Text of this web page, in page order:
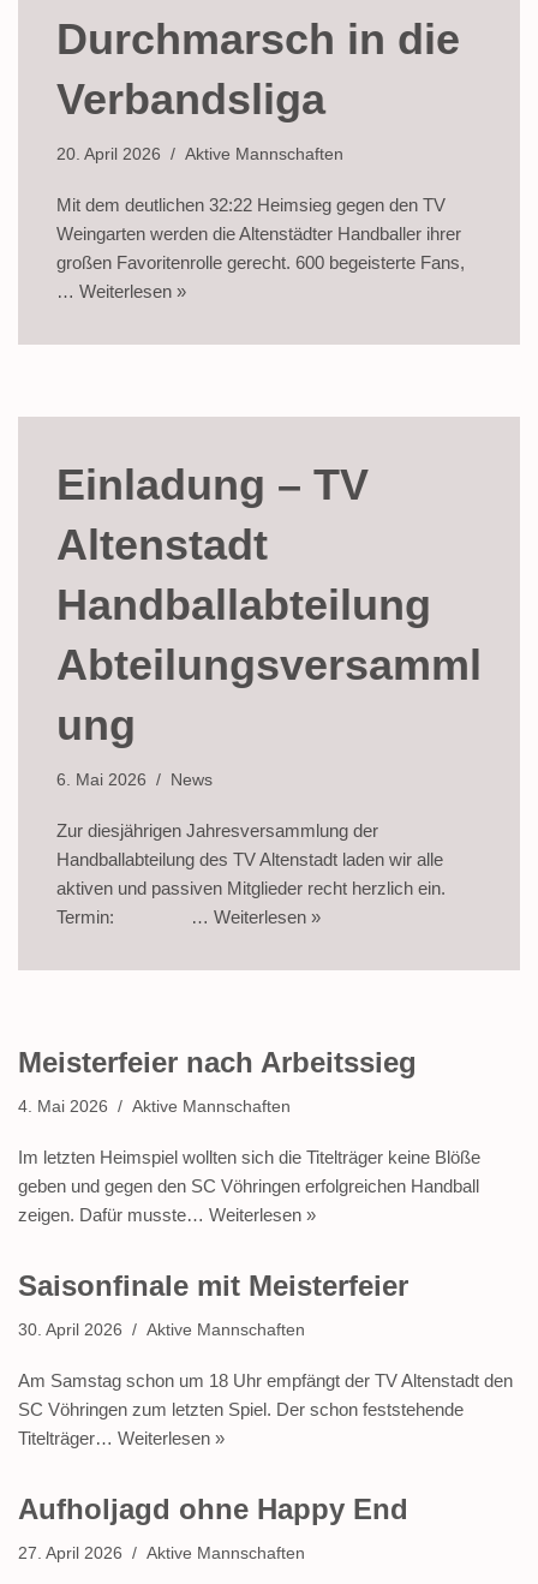
Durchmarsch in die
Verbandsliga
20. April 2026 Aktive Mannschaften
Mit dem deutlichen 32:22 Heimsieg gegen den TV
Weingarten werden die Altenstädter Handballer ihrer
großen Favoritenrolle gerecht. 600 begeisterte Fans,
… Weiterlesen »
Einladung – TV
Altenstadt
Handballabteilung
Abteilungsversamml
ung
6. Mai 2026 News
Zur diesjährigen Jahresversammlung der
Handballabteilung des TV Altenstadt laden wir alle
aktiven und passiven Mitglieder recht herzlich ein.
Termin: … Weiterlesen »
Meisterfeier nach Arbeitssieg
4. Mai 2026 Aktive Mannschaften
Im letzten Heimspiel wollten sich die Titelträger keine Blöße
geben und gegen den SC Vöhringen erfolgreichen Handball
zeigen. Dafür musste… Weiterlesen »
Saisonfinale mit Meisterfeier
30. April 2026 Aktive Mannschaften
Am Samstag schon um 18 Uhr empfängt der TV Altenstadt den
SC Vöhringen zum letzten Spiel. Der schon feststehende
Titelträger… Weiterlesen »
Aufholjagd ohne Happy End
27. April 2026 Aktive Mannschaften